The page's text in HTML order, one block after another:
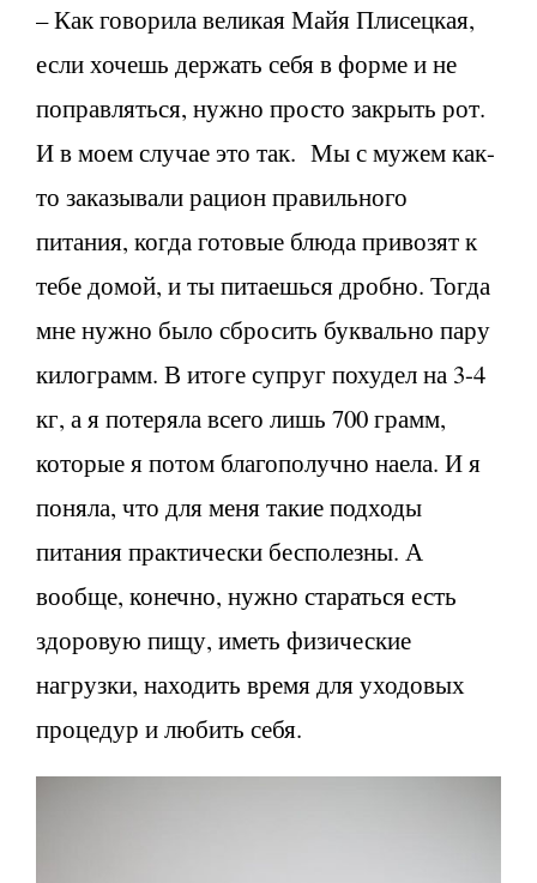
– Как говорила великая Майя Плисецкая,
если хочешь держать себя в форме и не
поправляться, нужно просто закрыть рот.
И в моем случае это так. Мы с мужем как-
то заказывали рацион правильного
питания, когда готовые блюда привозят к
тебе домой, и ты питаешься дробно. Тогда
мне нужно было сбросить буквально пару
килограмм. В итоге супруг похудел на 3-4
кг, а я потеряла всего лишь 700 грамм,
которые я потом благополучно наела. И я
поняла, что для меня такие подходы
питания практически бесполезны. А
вообще, конечно, нужно стараться есть
здоровую пищу, иметь физические
нагрузки, находить время для уходовых
процедур и любить себя.